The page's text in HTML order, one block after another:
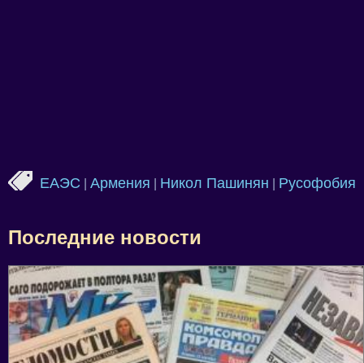
ЕАЭС Армения Никол Пашинян Русофобия
Последние новости